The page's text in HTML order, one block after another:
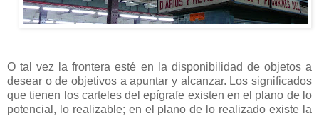
O tal vez la frontera esté en la disponibilidad de objetos a
desear o de objetivos a apuntar y alcanzar. Los significados
que tienen los carteles del epígrafe existen en el plano de lo
potencial, lo realizable; en el plano de lo realizado existe la